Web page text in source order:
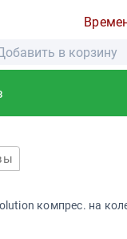
в корзину
компрес. на